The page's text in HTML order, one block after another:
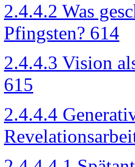
2.4.4.2 Was
Pfingsten? 614
2.4.4.3 Vision
615
2.4.4.4